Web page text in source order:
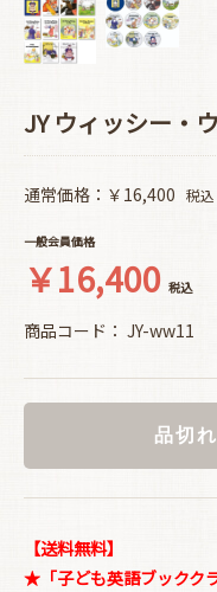
JY ウィッシー・
通常価格：￥16,400 税込
一般会員価格
￥16,400 税込
商品コード： JY-ww11
品切
【送料無料】
★「子ども英語ブックク